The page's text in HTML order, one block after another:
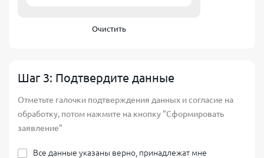
Очистить
Шаг 3: Подтвердите данные
Отметьте галочки подтверждения данных и согласие на
обработку, потом нажмите на кнопку "Сформировать
заявление"
Все данные указаны верно, принадлежат мне